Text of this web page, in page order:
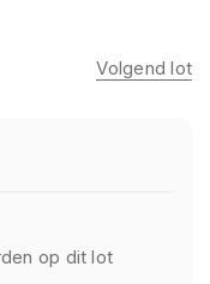
Volgend lot
op dit lot